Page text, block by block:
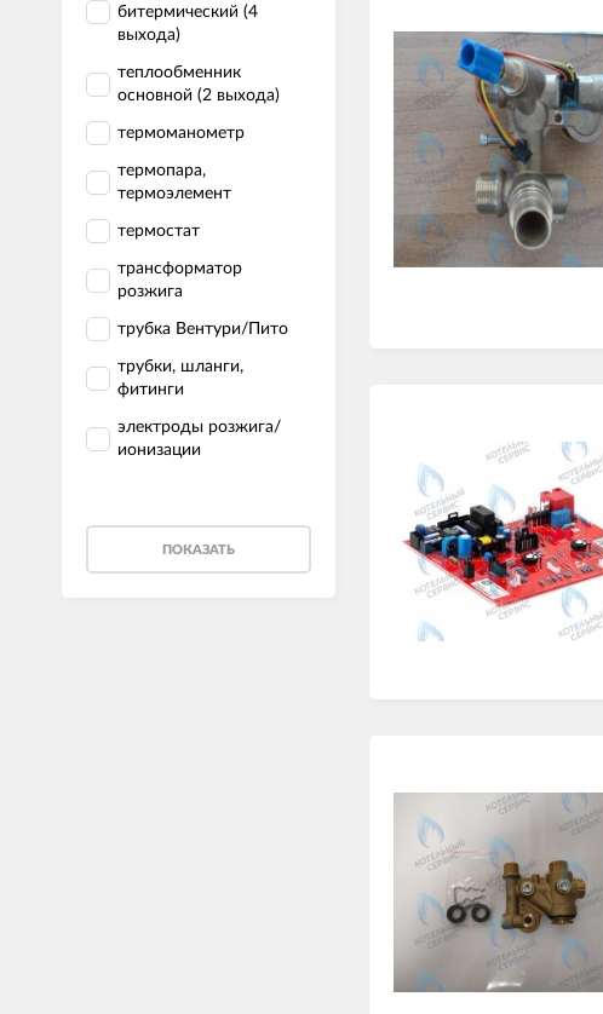
битермический (4
выхода)
теплообменник
основной (2 выхода)
термоманометр
термопара,
термоэлемент
термостат
трансформатор
розжига
трубка Вентури/Пито
трубки, шланги,
фитинги
электроды розжига/
ионизации
ПОКАЗАТЬ